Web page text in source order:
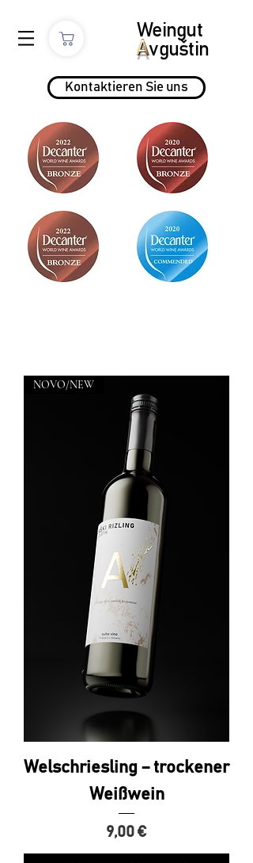
Weingut
Avguštin
Kontaktieren Sie uns
NOVO/NEW
Welschriesling – trockener
Weißwein
Preis
9,00 €